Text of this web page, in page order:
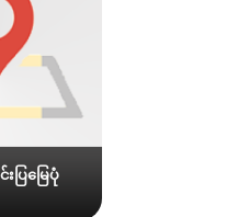
ပြမြေပုံ